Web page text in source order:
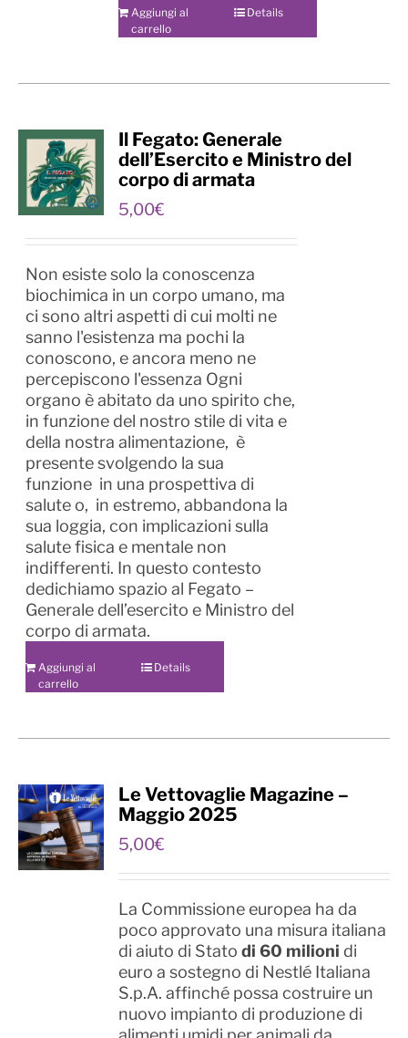
Aggiungi al
carrello
Details
Il Fegato: Generale
dell’Esercito e Ministro del
corpo di armata
5,00€
Non esiste solo la conoscenza
biochimica in un corpo umano, ma
ci sono altri aspetti di cui molti ne
sanno l'esistenza ma pochi la
conoscono, e ancora meno ne
percepiscono l'essenza Ogni
organo è abitato da uno spirito che,
in funzione del nostro stile di vita e
della nostra alimentazione, è
presente svolgendo la sua
funzione in una prospettiva di
salute o, in estremo, abbandona la
sua loggia, con implicazioni sulla
salute fisica e mentale non
indifferenti. In questo contesto
dedichiamo spazio al Fegato –
Generale dell’esercito e Ministro del
corpo di armata.
Aggiungi al
carrello
Details
Le Vettovaglie Magazine –
Maggio 2025
5,00€
La Commissione europea ha da
poco approvato una misura italiana
di aiuto di Statodi 60 milioni di
euro a sostegno di Nestlé Italiana
S.p.A. affinché possa costruire un
nuovo impianto di produzione di